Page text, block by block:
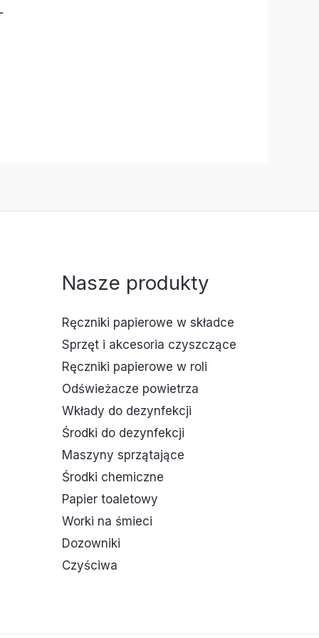
Nasze produkty
Ręczniki papierowe w składce
Sprzęt i akcesoria czyszczące
Ręczniki papierowe w roli
Odświeżacze powietrza
Wkłady do dezynfekcji
Środki do dezynfekcji
Maszyny sprzątające
Środki chemiczne
Papier toaletowy
Worki na śmieci
Dozowniki
Czyściwa